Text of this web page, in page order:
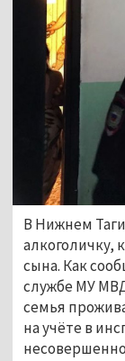
В Нижнем
алкоголичку,
сына. Как
службе МУ
семья
на учёте в